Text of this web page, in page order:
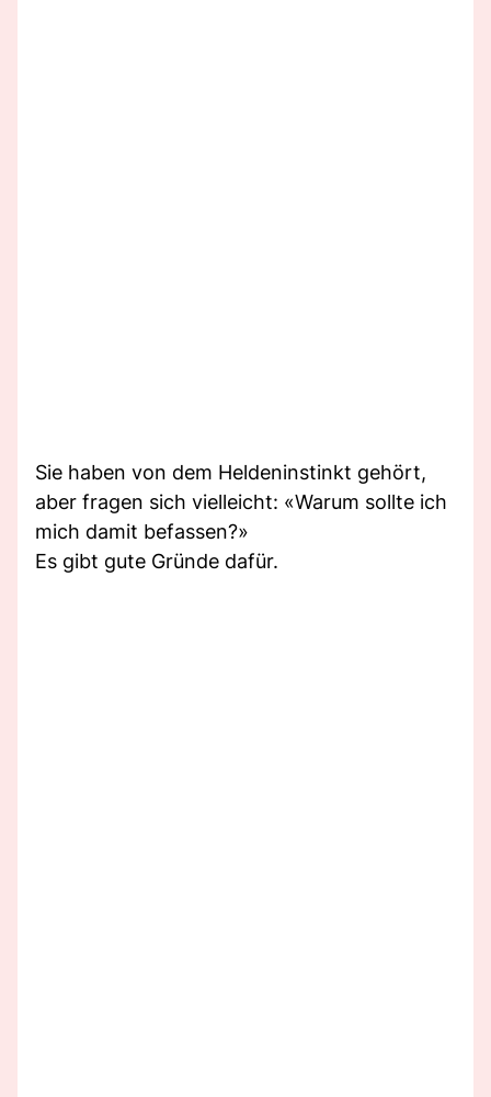
Sie haben von dem Heldeninstinkt gehört,
aber fragen sich vielleicht: «Warum sollte ich
mich damit befassen?»
Es gibt gute Gründe dafür.